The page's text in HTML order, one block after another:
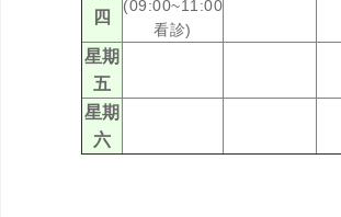
四
(09:00~11:00
看診)
星期
五
星期
六